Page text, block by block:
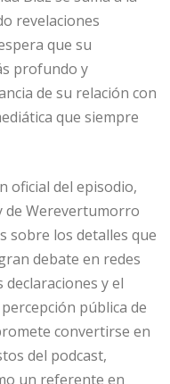
revelaciones
que su
profundo y
de su relación con
que siempre
oficial del episodio,
de Werevertumorro
sobre los detalles que
debate en redes
declaraciones y el
pública de
convertirse en
del podcast,
un referente en